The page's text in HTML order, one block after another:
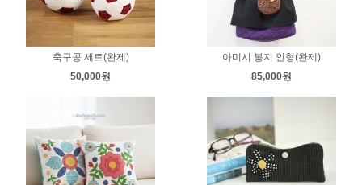
축구공 세트(완제)
50,000원
아미시 봉지 인형(완제)
85,000원